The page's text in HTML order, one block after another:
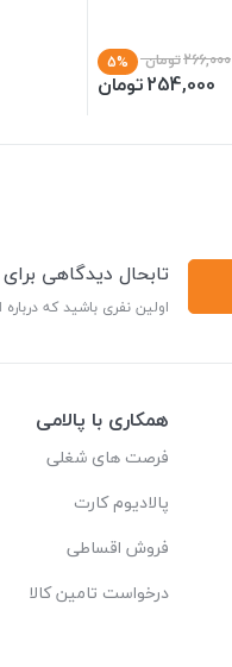
266,000تومان 5%
254,000تومان
تابحال دیدگاهی
اولین نفری باشید که
همکاری با پالامی
فرصت های شغلی
پالادیوم کارت
فروش اقساطی
درخواست تامین کالا